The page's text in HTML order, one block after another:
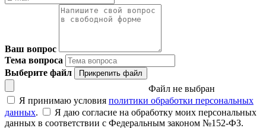
Ваш вопрос
Тема вопроса
Выберите файл
Прикрепить файл
Файл не выбран
Я принимаю условия политики обработки персональных
данных.
Я даю согласие на обработку моих персональных
данных в соответствии с Федеральным законом №152-ФЗ.